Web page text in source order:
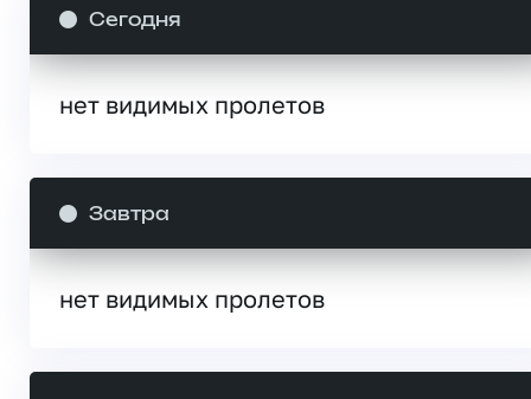
Сегодня
нет видимых пролетов
Завтра
нет видимых пролетов